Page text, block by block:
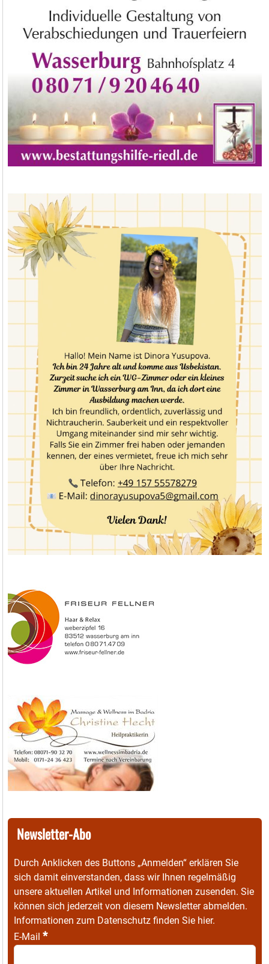
Newsletter-Abo
Durch Anklicken des Buttons „Anmelden“ erklären Sie
sich damit einverstanden, dass wir Ihnen regelmäßig
unsere aktuellen Artikel und Informationen zusenden. Sie
können sich jederzeit von diesem Newsletter abmelden.
Informationen zum Datenschutz finden Sie hier.
E-Mail *